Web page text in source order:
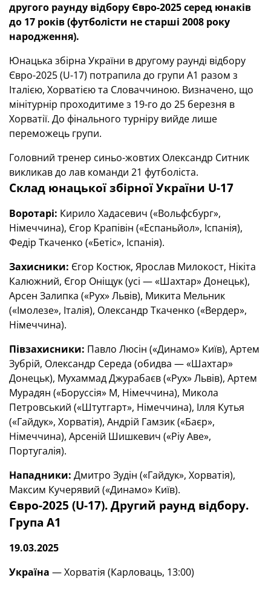
другого раунду відбору Євро-2025 серед юнаків
до 17 років (футболісти не старші 2008 року
народження).
Юнацька збірна України в другому раунді відбору
Євро-2025 (U-17) потрапила до групи А1 разом з
Італією, Хорватією та Словаччиною. Визначено, що
мінітурнір проходитиме з 19-го до 25 березня в
Хорватії. До фінального турніру вийде лише
переможець групи.
Головний тренер синьо-жовтих Олександр Ситник
викликав до лав команди 21 футболіста.
Склад юнацької збірної України U-17
Воротарі: Кирило Хадасевич («Вольфсбург»,
Німеччина), Єгор Крапівін («Еспаньйол», Іспанія),
Федір Ткаченко («Бетіс», Іспанія).
Захисники: Єгор Костюк, Ярослав Милокост, Нікіта
Калюжний, Єгор Оніщук (усі — «Шахтар» Донецьк),
Арсен Залипка («Рух» Львів), Микита Мельник
(«Імолезе», Італія), Олександр Ткаченко («Вердер»,
Німеччина).
Півзахисники: Павло Люсін («Динамо» Київ), Артем
Зубрій, Олександр Середа (обидва — «Шахтар»
Донецьк), Мухаммад Джурабаєв («Рух» Львів), Артем
Мурадян («Боруссія» М, Німеччина), Микола
Петровський («Штутгарт», Німеччина), Ілля Кутья
(«Гайдук», Хорватія), Андрій Гамзик («Баєр»,
Німеччина), Арсеній Шишкевич («Ріу Аве»,
Португалія).
Нападники: Дмитро Зудін («Гайдук», Хорватія),
Максим Кучерявий («Динамо» Київ).
Євро-2025 (U-17). Другий раунд відбору.
Група А1
19.03.2025
Україна — Хорватія (Карловаць, 13:00)